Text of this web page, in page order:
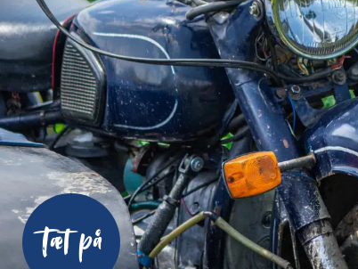
Tæt på